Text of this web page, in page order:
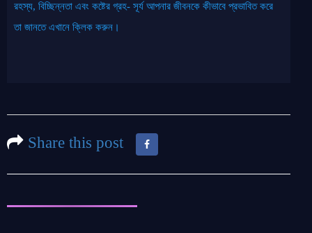
রহস্য, বিচ্ছিন্নতা এবং কষ্টের গ্রহ- সূর্য আপনার জীবনকে কীভাবে প্রভাবিত করে
তা জানতে এখানে ক্লিক করুন।
Share this post